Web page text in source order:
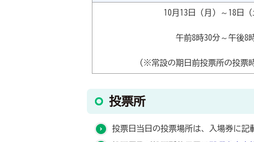
10月13日（月）～18日（
午前8時30分～午後8
（※常設の期日前投票所の投票
投票所
投票日当日の投票場所は、入場券に記